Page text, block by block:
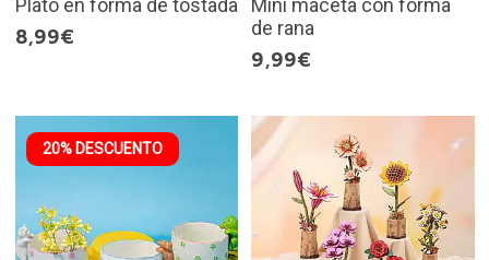
Plato en forma de tostada
8,99€
Mini maceta con forma
de rana
9,99€
20% DESCUENTO